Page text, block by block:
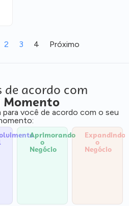
2 3 4 Próximo
de acordo com
Momento
para você de acordo com o seu
Aprimorando
o
Negócio
Expandindo
o
Negócio